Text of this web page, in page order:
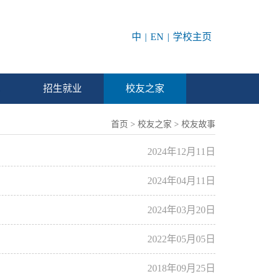
中 | EN | 学校主页
招生就业 校友之家
首页 > 校友之家 > 校友故事
2024年12月11日
2024年04月11日
2024年03月20日
2022年05月05日
2018年09月25日